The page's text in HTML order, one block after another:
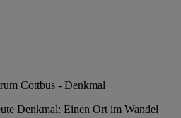
Denkmal: Einen Ort im Wandel